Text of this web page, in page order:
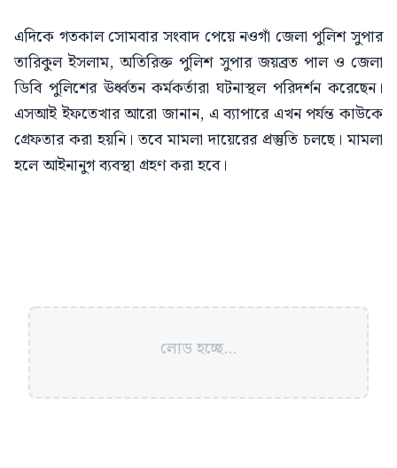
এদিকে গতকাল সোমবার সংবাদ পেয়ে নওগাঁ জেলা পুলিশ সুপার
তারিকুল ইসলাম, অতিরিক্ত পুলিশ সুপার জয়ব্রত পাল ও জেলা
ডিবি পুলিশের ঊর্ধ্বতন কর্মকর্তারা ঘটনাস্থল পরিদর্শন করেছেন।
এসআই ইফতেখার আরো জানান, এ ব্যাপারে এখন পর্যন্ত কাউকে
গ্রেফতার করা হয়নি। তবে মামলা দায়েরের প্রস্তুতি চলছে। মামলা
হলে আইনানুগ ব্যবস্থা গ্রহণ করা হবে।
লোড হচ্ছে...